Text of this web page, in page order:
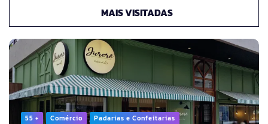
MAIS VISITADAS
55 + Comércio Padarias e Confeitarias